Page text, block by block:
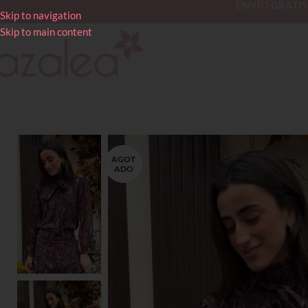
Skip to navigation
Skip to main content
AGOT
ADO